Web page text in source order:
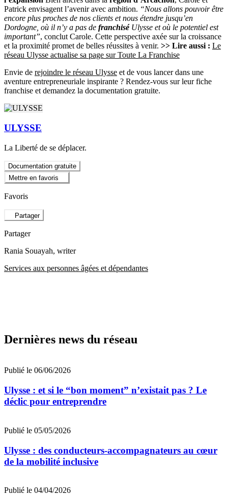
Patrick envisagent l’avenir avec ambition. “Nous allons pouvoir être
encore plus proches de nos clients et nous étendre jusqu’en
Dordogne, où il n’y a pas de franchisé Ulysse et où le potentiel est
important”, conclut Carole. Cette perspective axée sur la croissance
et la proximité promet de belles réussites à venir. >> Lire aussi : Le
réseau Ulysse actualise sa page sur Toute La Franchise
Envie de rejoindre le réseau Ulysse et de vous lancer dans une
aventure entrepreneuriale inspirante ? Rendez-vous sur leur fiche
franchise et demandez la documentation gratuite.
ULYSSE
La Liberté de se déplacer.
Documentation gratuite
Mettre en favoris
Favoris
Partager
Partager
Rania Souayah, writer
Services aux personnes âgées et dépendantes
Dernières news du réseau
Publié le 06/06/2026
Ulysse : et si le “bon moment” n’existait pas ? Le
déclic pour entreprendre
Publié le 05/05/2026
Ulysse : des conducteurs-accompagnateurs au cœur
de la mobilité inclusive
Publié le 04/04/2026